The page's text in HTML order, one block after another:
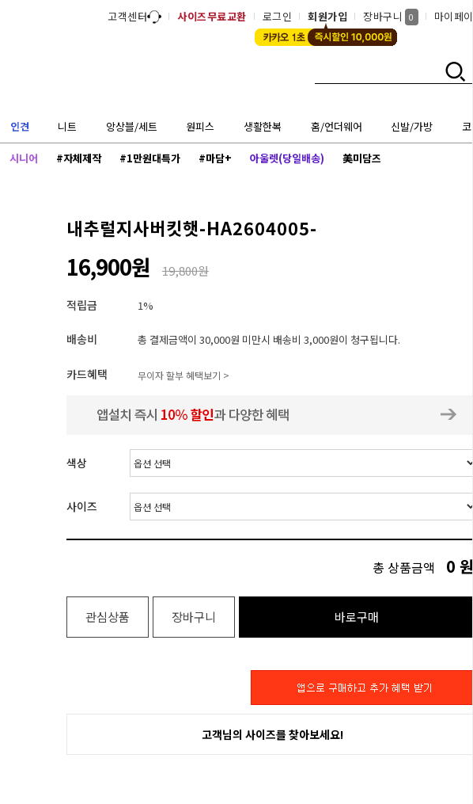
고객센터 사이즈무료교환 로그인 회원가입 장바구니 0 마이페
인견 니트 앙상블/세트 원피스 생활한복 홈/언더웨어 신발/가방
시니어 #자체제작 #1만원대특가 #마담+ 아울렛(당일배송) 美미담즈
내추럴지사버킷햇-HA2604005-
16,900원 19,800원
적립금 1%
배송비 총 결제금액이 30,000원 미만시 배송비 3,000원이 청구됩니다.
카드혜택 무이자 할부 혜택보기 >
색상
사이즈
총 상품금액 0 원
관심상품 장바구니 바로구매
고객님의 사이즈를 찾아보세요!